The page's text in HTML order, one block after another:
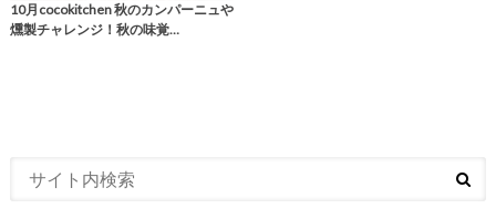
10月cocokitchen 秋のカンパーニュや
燻製チャレンジ！秋の味覚…